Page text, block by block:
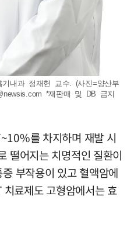
내과 정재헌 교수. (사진=양산부
*재판매 및 DB 금지
를 차지하며 재발 시
떨어지는 치명적인 질환이
부작용이 있고 혈액암에
료제도 고형암에서는 효